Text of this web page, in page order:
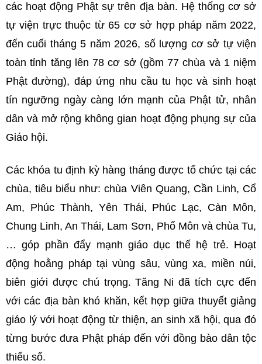
các hoạt động Phật sự trên địa bàn. Hệ thống cơ sở
tự viện trực thuộc từ 65 cơ sở hợp pháp năm 2022,
đến cuối tháng 5 năm 2026, số lượng cơ sở tự viện
toàn tỉnh tăng lên 78 cơ sở (gồm 77 chùa và 1 niệm
Phật đường), đáp ứng nhu cầu tu học và sinh hoạt
tín ngưỡng ngày càng lớn mạnh của Phật tử, nhân
dân và mở rộng không gian hoạt động phụng sự của
Giáo hội.
Các khóa tu định kỳ hàng tháng được tổ chức tại các
chùa, tiêu biểu như: chùa Viên Quang, Cần Linh, Cổ
Am, Phúc Thành, Yên Thái, Phúc Lạc, Càn Môn,
Chung Linh, An Thái, Lam Sơn, Phổ Môn và chùa Tu,
… góp phần đẩy mạnh giáo dục thế hệ trẻ. Hoạt
động hoằng pháp tại vùng sâu, vùng xa, miền núi,
biên giới được chú trọng. Tăng Ni đã tích cực đến
với các địa bàn khó khăn, kết hợp giữa thuyết giảng
giáo lý với hoạt động từ thiện, an sinh xã hội, qua đó
từng bước đưa Phật pháp đến với đồng bào dân tộc
thiểu số.